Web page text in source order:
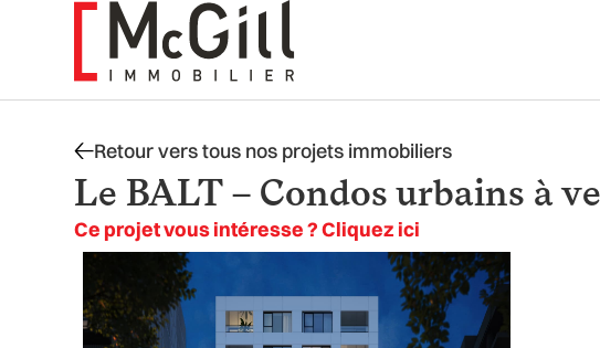
Retour vers tous nos projets immobiliers
Le BALT – Condos urbains à
Ce projet vous intéresse ? Cliquez ici